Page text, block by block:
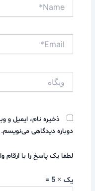
ذخیره نام، ایمیل و
دوباره دیدگاهی می‌نویسم.
لطفا یک پاسخ را با ارقام
یک × 5 =